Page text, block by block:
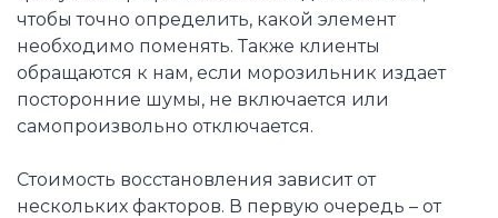
чтобы точно определить, какой элемент
необходимо поменять. Также клиенты
обращаются к нам, если морозильник издает
посторонние шумы, не включается или
самопроизвольно отключается.
Стоимость восстановления зависит от
нескольких факторов. В первую очередь – от